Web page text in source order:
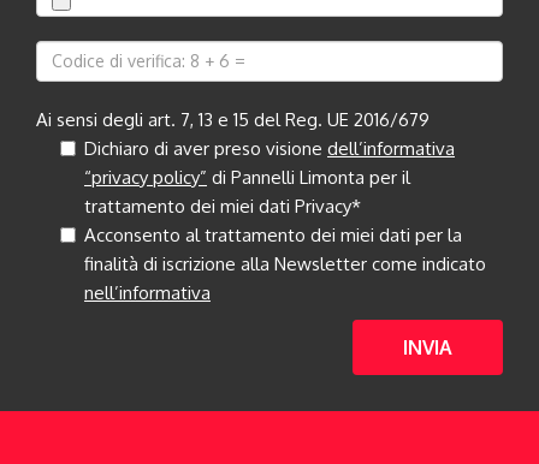
Ai sensi degli art. 7, 13 e 15 del Reg. UE 2016/679
Dichiaro di aver preso visione dell’informativa
“privacy policy” di Pannelli Limonta per il
trattamento dei miei dati Privacy*
Acconsento al trattamento dei miei dati per la
finalità di iscrizione alla Newsletter come indicato
nell’informativa
INVIA